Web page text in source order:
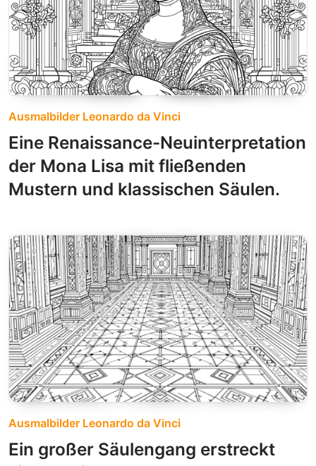
Ausmalbilder Leonardo da Vinci
Eine Renaissance-Neuinterpretation
der Mona Lisa mit fließenden
Mustern und klassischen Säulen.
Ausmalbilder Leonardo da Vinci
Ein großer Säulengang erstreckt